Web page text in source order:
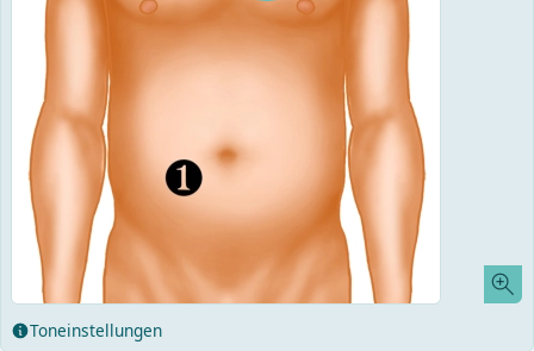
Toneinstellungen